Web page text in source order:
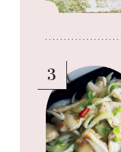
3